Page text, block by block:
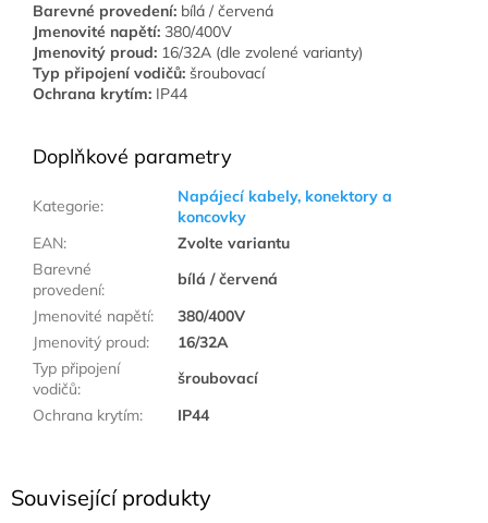
Související produkty
Barevné provedení: bílá / červená
Jmenovité napětí: 380/400V
Jmenovitý proud: 16/32A (dle zvolené varianty)
Typ připojení vodičů: šroubovací
Ochrana krytím: IP44
Doplňkové parametry
Kategorie:
Napájecí kabely, konektory a
koncovky
EAN:
Zvolte variantu
Barevné
provedení:
bílá / červená
Jmenovité napětí:
380/400V
Jmenovitý proud:
16/32A
Typ připojení
vodičů:
šroubovací
Ochrana krytím: IP44